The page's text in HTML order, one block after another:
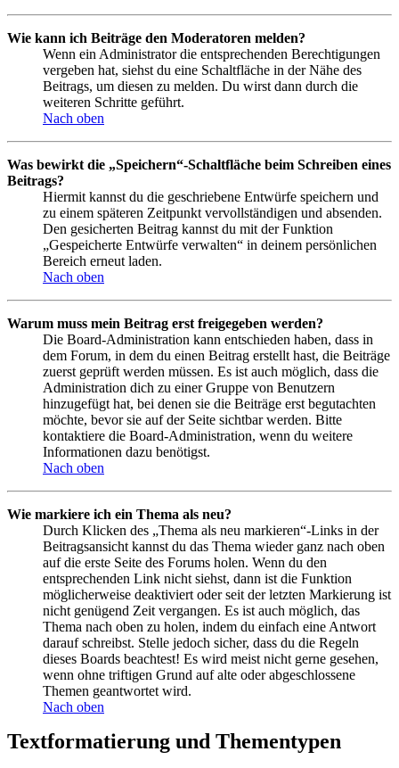
Wie kann ich Beiträge den Moderatoren melden?
Wenn ein Administrator die entsprechenden Berechtigungen
vergeben hat, siehst du eine Schaltfläche in der Nähe des
Beitrags, um diesen zu melden. Du wirst dann durch die
weiteren Schritte geführt.
Nach oben
Was bewirkt die „Speichern“-Schaltfläche beim Schreiben eines
Beitrags?
Hiermit kannst du die geschriebene Entwürfe speichern und
zu einem späteren Zeitpunkt vervollständigen und absenden.
Den gesicherten Beitrag kannst du mit der Funktion
„Gespeicherte Entwürfe verwalten“ in deinem persönlichen
Bereich erneut laden.
Nach oben
Warum muss mein Beitrag erst freigegeben werden?
Die Board-Administration kann entschieden haben, dass in
dem Forum, in dem du einen Beitrag erstellt hast, die Beiträge
zuerst geprüft werden müssen. Es ist auch möglich, dass die
Administration dich zu einer Gruppe von Benutzern
hinzugefügt hat, bei denen sie die Beiträge erst begutachten
möchte, bevor sie auf der Seite sichtbar werden. Bitte
kontaktiere die Board-Administration, wenn du weitere
Informationen dazu benötigst.
Nach oben
Wie markiere ich ein Thema als neu?
Durch Klicken des „Thema als neu markieren“-Links in der
Beitragsansicht kannst du das Thema wieder ganz nach oben
auf die erste Seite des Forums holen. Wenn du den
entsprechenden Link nicht siehst, dann ist die Funktion
möglicherweise deaktiviert oder seit der letzten Markierung ist
nicht genügend Zeit vergangen. Es ist auch möglich, das
Thema nach oben zu holen, indem du einfach eine Antwort
darauf schreibst. Stelle jedoch sicher, dass du die Regeln
dieses Boards beachtest! Es wird meist nicht gerne gesehen,
wenn ohne triftigen Grund auf alte oder abgeschlossene
Themen geantwortet wird.
Nach oben
Textformatierung und Thementypen